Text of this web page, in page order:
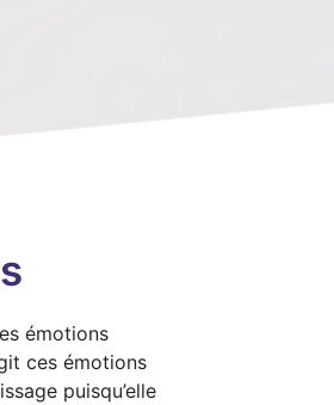
émotions
ces émotions
puisqu’elle